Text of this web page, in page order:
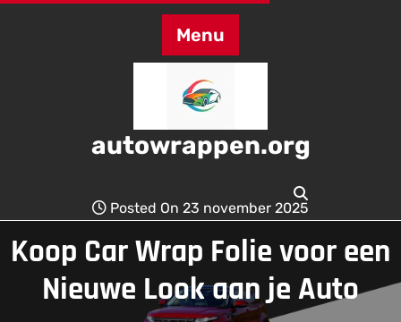
Skip
Menu
autowrappen.org
Posted On 23 november 2025
Koop Car Wrap Folie voor een
Nieuwe Look aan je Auto